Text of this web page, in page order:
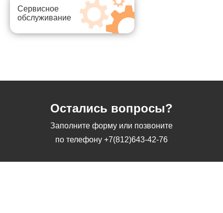
Сервисное
обслуживание
Остались вопросы?
Заполните форму или позвоните
по телефону +7(812)643-42-76